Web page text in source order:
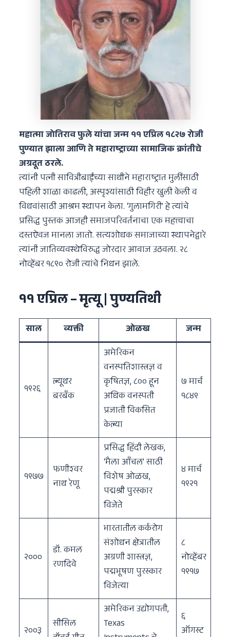
महात्मा जोतिराव फुले यांचा जन्म ११ एप्रिल १८२७ रोजी
पुण्यात झाला आणि ते महाराष्ट्राच्या सामाजिक क्रांतीचे
अग्रदूत ठरले.
त्यांनी पत्नी सावित्रीबाईंच्या साथीने महाराष्ट्रात मुलींसाठी
पहिली शाळा काढली, अस्पृश्यांसाठी विहीर खुली केली व
विधवांसाठी आश्रम स्थापन केला. ‘गुलामगिरी’ हे त्यांचे
प्रसिद्ध पुस्तक आजही समाजपरिवर्तनाचा एक महत्त्वाचा
दस्तऐवज मानला जातो. सत्यशोधक समाजाच्या स्थापनेद्वारे
त्यांनी जातिव्यवस्थेविरुद्ध जोरदार आवाज उठवला. २८
नोव्हेंबर १८९० रोजी त्यांचे निधन झाले.
११ एप्रिल – मृत्यू | पुण्यतिथी
साल व्यक्ती ओळख जन्म
१९२६
ल्यूथर
बरबँक
अमेरिकन
वनस्पतिशास्त्रज्ञ व
कृषितज्ञ, ८०० हून
अधिक वनस्पती
प्रजाती विकसित
केल्या
७ मार्च
१८४९
१९७७
फणीश्वर
नाथ रेणू
प्रसिद्ध हिंदी लेखक,
‘मैला आँचल’ साठी
विशेष ओळख,
पद्मश्री पुरस्कार
विजेते
४ मार्च
१९२१
२०००
डॉ. कमल
रणदिवे
भारतातील कर्करोग
संशोधन क्षेत्रातील
अग्रणी शास्त्रज्ञ,
पद्मभूषण पुरस्कार
विजेत्या
८
नोव्हेंबर
१९१७
२००३
सीसिल
अमेरिकन उद्योगपती,
Texas
६
ऑगस्ट